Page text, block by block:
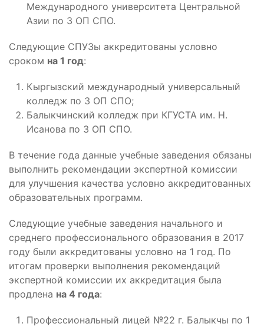
Международного университета Центральной
Азии по 3 ОП СПО.
Следующие СПУЗы аккредитованы условно
сроком на 1 год:
Кыргызский международный универсальный
колледж по 3 ОП СПО;
Балыкчинский колледж при КГУСТА им. Н.
Исанова по 3 ОП СПО.
В течение года данные учебные заведения обязаны
выполнить рекомендации экспертной комиссии
для улучшения качества условно аккредитованных
образовательных программ.
Следующие учебные заведения начального и
среднего профессионального образования в 2017
году были аккредитованы условно на 1 год. По
итогам проверки выполнения рекомендаций
экспертной комиссии их аккредитация была
продлена на 4 года:
Профессиональный лицей №22 г. Балыкчы по 1